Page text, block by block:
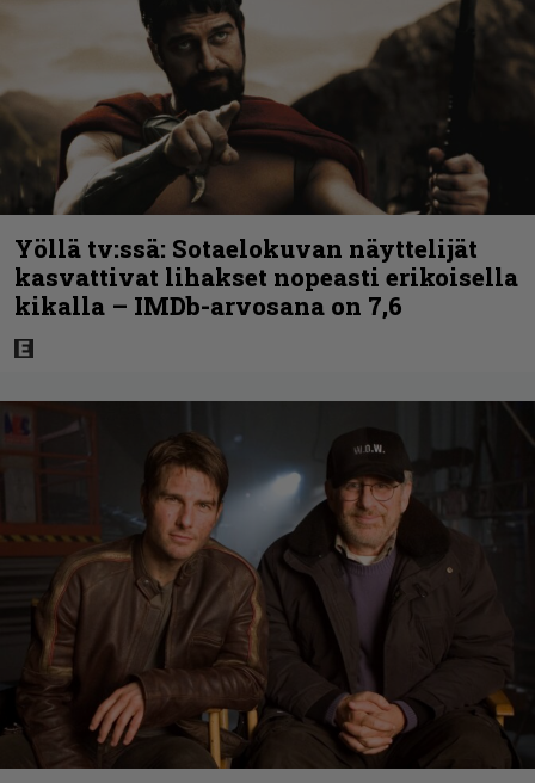
Yöllä tv:ssä: Sotaelokuvan näyttelijät
kasvattivat lihakset nopeasti erikoisella
kikalla – IMDb-arvosana on 7,6